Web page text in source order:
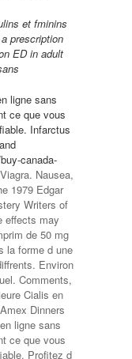
et fminins
prescription
ED in adult
ligne sans
ce que vous
Infarctus
canada-
Nausea,
1979 Edgar
Writers of
effects may
de 50 mg
la forme d une
Environ
Comments,
Cialis en
Dinners
ligne sans
ce que vous
Profitez d